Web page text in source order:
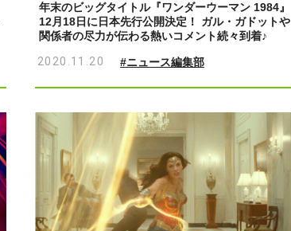
年末のビッグタイトル『ワンダーウーマン 1984』
12月18日に日本先行公開決定！ ガル・ガドットや
関係者の尽力が伝わる熱いコメント続々到着♪
2020.11.20
#ニュース編集部